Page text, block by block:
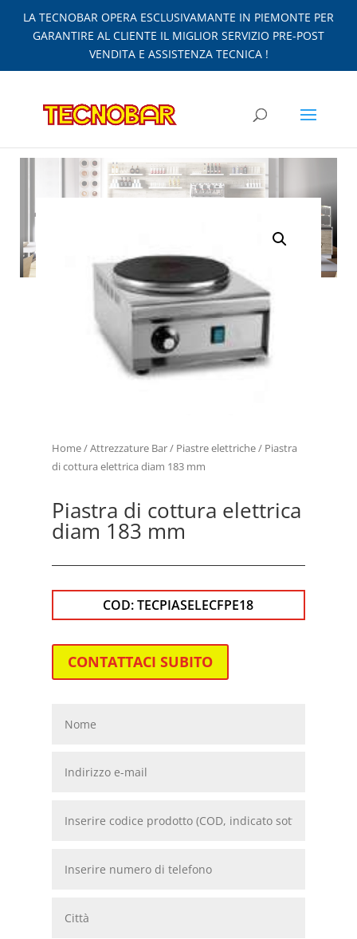
LA TECNOBAR OPERA ESCLUSIVAMANTE IN PIEMONTE PER
GARANTIRE AL CLIENTE IL MIGLIOR SERVIZIO PRE-POST
VENDITA E ASSISTENZA TECNICA !
Home/Attrezzature Bar/ Piastre elettriche/ Piastra
di cottura elettrica diam 183 mm
Piastra di cottura elettrica
diam 183 mm
COD:TECPIASELECFPE18
CONTATTACI SUBITO